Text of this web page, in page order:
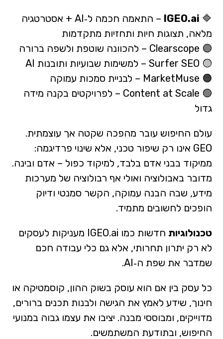
🔷
IGEO.ai
– התאמה חכמה ל‑AI + אסטרטגיה
מלאה, תצוגות חיות ותחזיות מתקדמות
🟣 Clearscope – להכוונה שוטפת ולשפה ברורה
🟡 Surfer SEO – למשימות שבועיות ותובנות AI
🟠 MarketMuse – לבניית סמכות עמוקה
🟢 Content at Scale – לפרויקטים בקנה מידה
גדול
עולם החיפוש עובר מהפכה שקטה אך עוצמתית.
GEO אינו רק שיפור טכני, אלא שינוי פרדיגמה:
ממיקוד בבני אדם בלבד, למיקוד כפול – אדם ובינה.
מדובר באבולוציה ואולי אף רבולוציה של מערכות
מידע, שבה הבנה עמוקה, הקשר סמנטי ודיוק
הופכים לחשובים מתמיד.
טכנולוגיות
חדשות כמו IGEO.ai מעניקות לעסקים
לא רק יתרון תחרותי, אלא גם כלי עבודה חכם
שמדבר את שפת ה‑AI.
כל עסק בין אם הוא עוסק בשוק ההון, קוסמטיקה או
חינוך, שידע לאמץ את הגישה ולבנות תכנים ברורים,
מדוייקים, ומבוססי מבנה. יציבו את עצמו גבוה במנועי
החיפוש, ובתודעת המשתמשים.